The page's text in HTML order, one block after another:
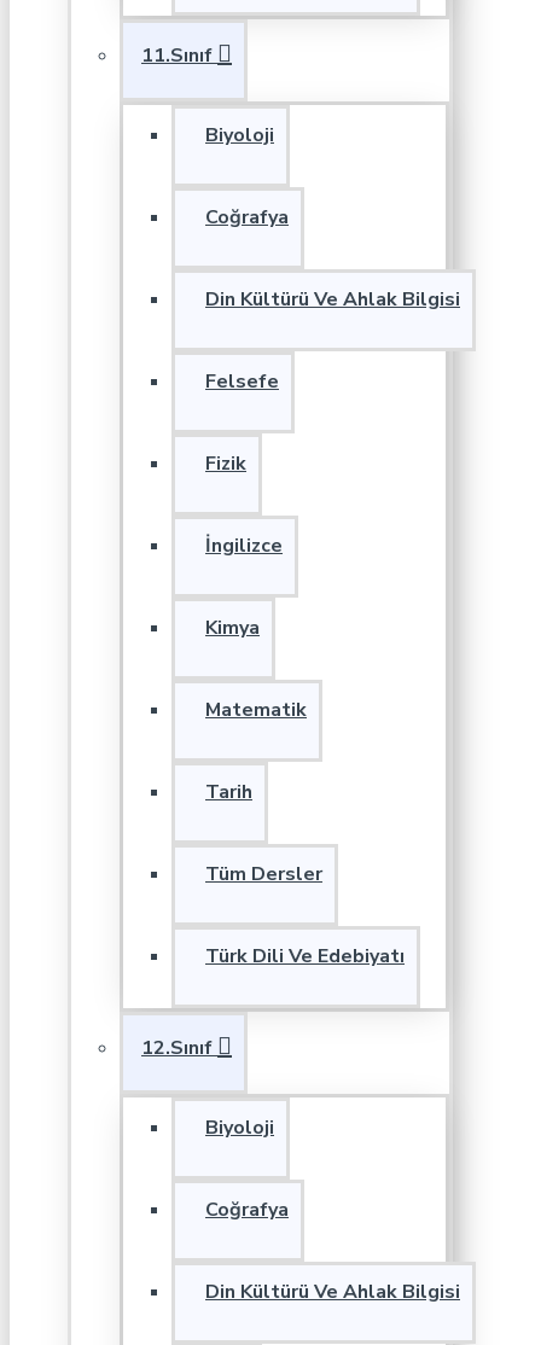
11.Sınıf
Biyoloji
Coğrafya
Din Kültürü Ve Ahlak Bilgisi
Felsefe
Fizik
İngilizce
Kimya
Matematik
Tarih
Tüm Dersler
Türk Dili Ve Edebiyatı
12.Sınıf
Biyoloji
Coğrafya
Din Kültürü Ve Ahlak Bilgisi